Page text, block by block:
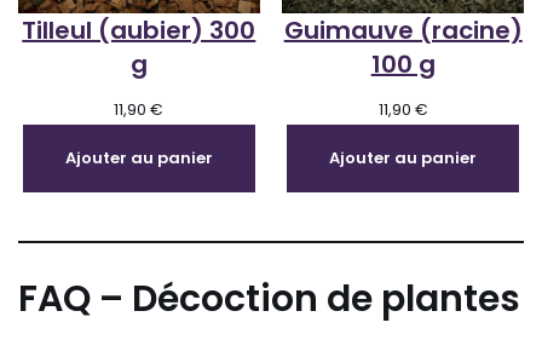
Tilleul (aubier) 300
g
11,90€
Ajouter au panier
Guimauve (racine)
100 g
11,90 €
Ajouter au panier
FAQ – Décoction de plantes